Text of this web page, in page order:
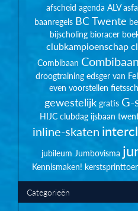
afscheid agenda ALV
baanregels BC Twente
bijscholing bioracer
clubkampioenschap
Combibaan
droogtraining edsger van
even voorstellen
gewestelijk gratis
HIJC clubdag ijsbaan
inline-skaten
jubileum Jumbovisma
Kennismaken!
Categorieën